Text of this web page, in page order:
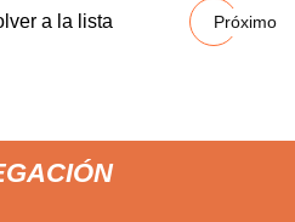
a la lista Próximo